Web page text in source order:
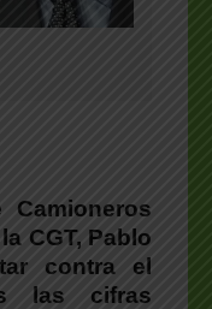
CGT, Pablo
contra el
las cifras